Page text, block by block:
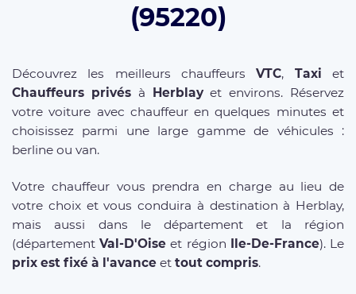
(95220)
Découvrez les meilleurs chauffeursVTC, Taxi et
Chauffeurs privésà Herblayet environs. Réservez
votre voiture avec chauffeur en quelques minutes et
choisissez parmi une large gamme de véhicules :
berline ou van.
Votre chauffeur vous prendra en charge au lieu de
votre choix et vous conduira à destination à Herblay,
mais aussi dans le département et la région
(départementVal-D'Oise et région Ile-De-France). Le
prix est fixé à l'avance et tout compris.